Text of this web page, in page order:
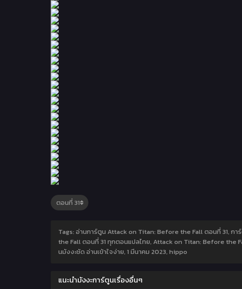
Tags: อ่านการ์ตูน Attack on Titan: Before the Fall ตอนที่ 31, ก
the Fall ตอนที่ 31 ทุกตอนแปลไทย, Attack on Titan: Before the
นมังงะชัด อ่านเข้าใจง่าย, 1 มีนาคม 2023, hippo
แนะนำมังงะการ์ตูนเรื่องอื่นๆ